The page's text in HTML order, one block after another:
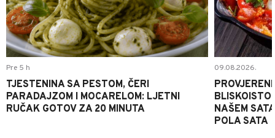
Pre 5 h
TJESTENINA SA PESTOM, ČERI
PARADAJZOM I MOCARELOM: LJETNI
RUČAK GOTOV ZA 20 MINUTA
09.08.2026.
NAŠEM
POLA SATA